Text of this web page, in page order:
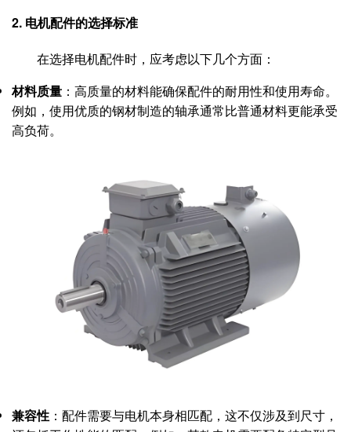
2. 电机配件的选择标准
在选择电机配件时，应考虑以下几个方面：
材料质量 ：高质量的材料能确保配件的耐用性和使用寿命。
例如，使用优质的钢材制造的轴承通常比普通材料更能承受
高负荷。
兼容性 ：配件需要与电机本身相匹配，这不仅涉及到尺寸，